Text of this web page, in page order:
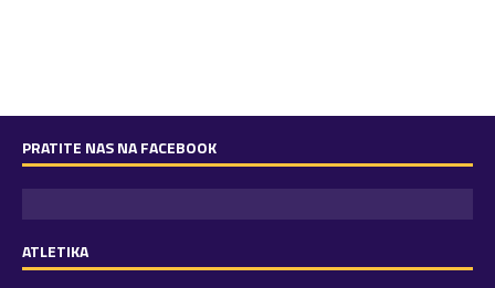
PRATITE NAS NA FACEBOOK
ATLETIKA